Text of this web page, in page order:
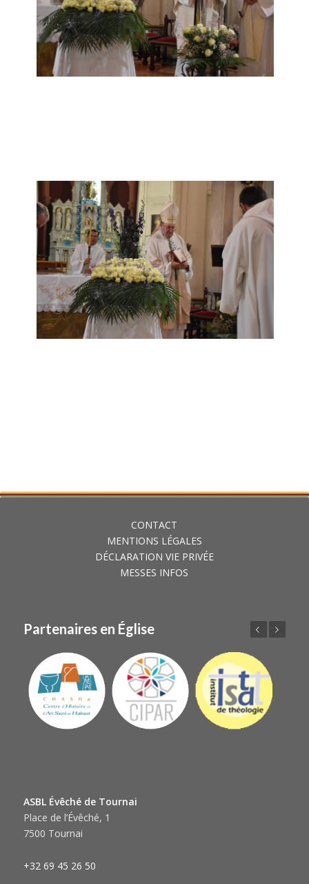
CONTACT
MENTIONS LÉGALES
DÉCLARATION VIE PRIVÉE
MESSES INFOS
Partenaires en Église
ASBL Évêché de Tournai
Place de l’Évêché, 1
7500 Tournai
+32 69 45 26 50